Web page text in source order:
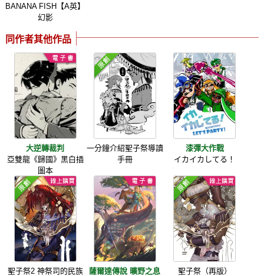
BANANA FISH【A英】
幻影
同作者其他作品
大逆轉裁判
亞雙龍《歸國》黑白插
圖本
一分鐘介紹聖子祭導讀
手冊
漆彈大作戰
イカイカしてる！
聖子祭2 神祭司的民族
薩爾達傳說 曠野之息
聖子祭（再版）